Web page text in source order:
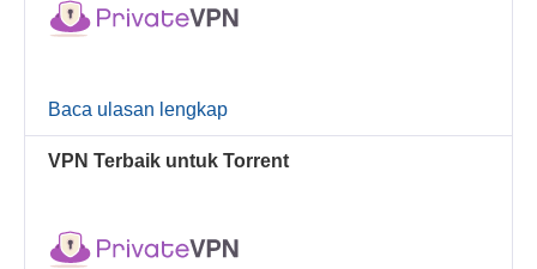
Baca ulasan lengkap
VPN Terbaik untuk Torrent